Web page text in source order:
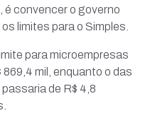
convencer o governo
limites para o Simples.
para microempresas
869,4 mil, enquanto o das
de R$ 4,8